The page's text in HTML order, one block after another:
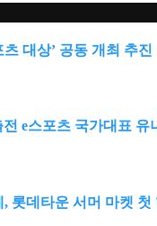
대상’ 공동 개최 추진
전 e스포츠 국가대표 유
롯데타운 서머 마켓 첫